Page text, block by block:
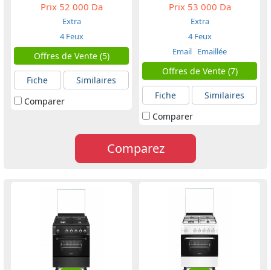
Prix52 000 Da
Extra
4 Feux
Offres de Vente (5)
Fiche
Similaires
Comparer
Prix53 000 Da
Extra
4 Feux
Email Emaillée
Offres de Vente (7)
Fiche
Similaires
Comparer
Comparez